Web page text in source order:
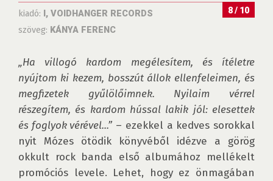
8 / 10
kiadó: I, VOIDHANGER RECORDS
szöveg: KÁNYA FERENC
„Ha villogó kardom megélesítem, és ítéletre
nyújtom ki kezem, bosszút állok ellenfeleimen, és
megfizetek gyűlölőimnek. Nyilaim vérrel
részegítem, és kardom hússal lakik jól: elesettek
és foglyok vérével...” – ezekkel a kedves sorokkal
nyit Mózes ötödik könyvéből idézve a görög
okkult rock banda első albumához mellékelt
promóciós levele. Lehet, hogy ez önmagában